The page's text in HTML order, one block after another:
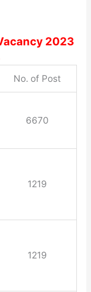
2023
No. of Post
6670
1219
1219